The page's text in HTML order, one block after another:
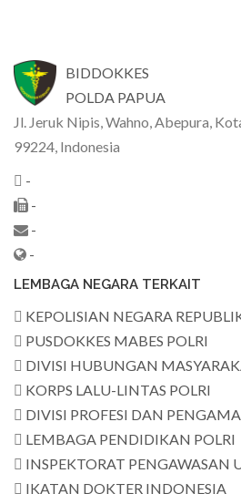
BIDDOKKES
POLDA PAPUA
Jl. Jeruk Nipis, Wahno, Abepura,
99224, Indonesia
-
-
-
-
LEMBAGA NEGARA TERKAIT
KEPOLISIAN NEGARA
PUSDOKKES MABES POLRI
DIVISI HUBUNGAN
KORPS LALU-LINTAS POLRI
DIVISI PROFESI DAN
LEMBAGA PENDIDIKAN POLRI
INSPEKTORAT PENGAWASAN
IKATAN DOKTER INDONESIA